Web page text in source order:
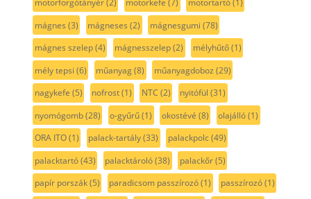
motorforgótányér(2) motorkefe (7) motortartó(1)
mágnes (3) mágneses (2) mágnesgumi (78)
mágnes szelep(4) mágnesszelep(2) mélyhűtő(1)
mély tepsi (6) műanyag(8) műanyagdoboz (29)
nagykefe (5) nofrost(1) NTC (2) nyitófül (31)
nyomógomb(28) o-gyűrű(1) okostévé (8) olajálló(1)
ORA ITO(1) palack-tartály(33) palackpolc(49)
palacktartó(43) palacktároló(38) palackőr(5)
papír porszák(5) paradicsom passzírozó(1) passzírozó(1)